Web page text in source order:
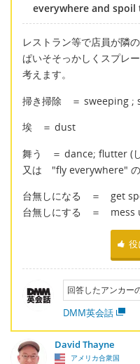
everywhere and spoil
レストラン等で店員が隣
ぱいそそっかしくスプレ
考えます。
掃き掃除 ＝ sweeping ;
埃 ＝ dust
舞う ＝ dance; flutter (
又は "fly everywhere" の
台無しになる ＝ get
台無しにする ＝ mess
役
回答したアンカー
DMM英会話
David Thayne
アメリカ合衆国